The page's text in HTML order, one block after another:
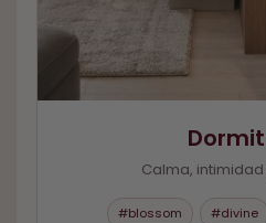
Calma,
#blossom #divine